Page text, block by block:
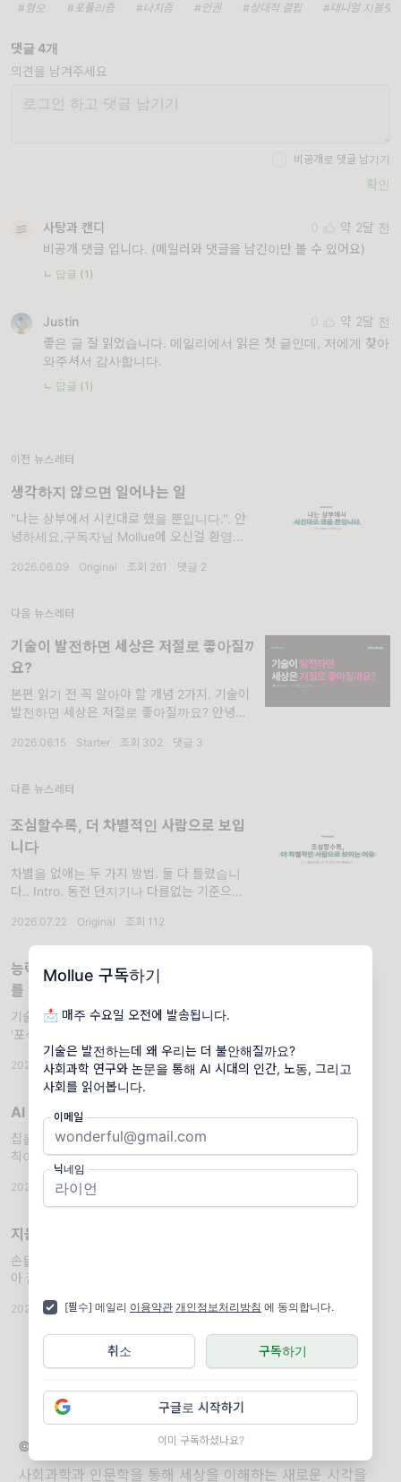
Mollue 구독하기
📩 매주 수요일 오전에 발송됩니다.
기술은 발전하는데 왜 우리는 더 불안해질까요?
사회과학 연구와 논문을 통해 AI 시대의 인간, 노동, 그리고
사회를 읽어봅니다.
이메일
닉네임
[필수] 메일리 이용약관 개인정보처리방침 에 동의합니다.
구독하기
취소
구글로 시작하기
이미 구독하셨나요?
#혐오 #포퓰리즘 #나치즘 #인권 #상대적 결핍 #대니얼 지블랫
댓글 4개
의견을 남겨주세요
비공개로 댓글 남기기
확인
사탕과 캔디 0
약 2달 전
비공개 댓글 입니다. (메일러와 댓글을 남긴이만 볼 수 있어요)
ㄴ 답글 (1)
Justin 0
약 2달 전
좋은 글 잘 읽었습니다. 메일리에서 읽은 첫 글인데, 저에게 찾아
와주셔서 감사합니다.
ㄴ 답글 (1)
이전 뉴스레터
생각하지 않으면 일어나는 일
"나는 상부에서 시킨대로 했을 뿐입니다.". 안
녕하세요,구독자님 Mollue에 오신걸 환영합니
성'을 다루고자 합니다. Mollue의 정체성이자
2026.06.09 Original 조회 261 댓글 2
다음 뉴스레터
기술이 발전하면 세상은 저절로 좋아질까
요?
본편 읽기 전 꼭 알아야 할 개념 2가지. 기술이
발전하면 세상은 저절로 좋아질까요? 안녕하세
에서는 2024년 노벨 경제학상 수상자들의 연
2026.06.15 Starter 조회 302 댓글 3
다른 뉴스레터
조심할수록, 더 차별적인 사람으로 보입
니다
차별을 없애는 두 가지 방법. 둘 다 틀렸습니
다.. Intro. 동전 던지기나 다름없는 기준으로
시작했습니다. 심지어 자기 몫이 줄어드는데도
요. 이 실험 이야기는 뒤에서 자세히 하겠습니
다
2026.07.22 Original 조회 112
능력주의는 어떻게 '포식자'에게 면죄부
를 발급하는가
기술과 권력, 능력주의의 끔찍한 콜라보. 테크
'포식자'의 시대 줄리아노 다 엠폴리는 포식자
들의 시간을 통해 현대 기술 엘리트들을 '포식
자(predators)'로 묘사합니다. 이들은 단순히
산업의 승자가 아니라, 기존 질
2026.06.24 · Original · 조회 214
AI 기술격차를 따라잡을 수 없는 이유
칩을 따라잡으면 모델이, 모델을 따라잡으면 규
칙이 앞서 있다. 앞선 상편에서 우리는 디지털
·AI 인프라가 어떻게 새로운 수탈의 통로가 되
는지를 진단했습니다. 영토에서 행동 데이터로
원료만 바뀌었을 뿐, 구조는 같았죠. 이제 질문
은 하나입니다.
2026.07.08 · Original
지움의 정치: 될 것 같아야 손을 든다
손들지 않은 사람은 어떻게 지워지는가. 유라시
아 끝에서 나는 손을 들었다 작년 여름, 포르투
생각을 몇 년째 미루다가 유라시아 대륙의 끝까
지 가서야 첫 수업을 신청했습니다. 작
2026.08.05 · Original · 조회 76
© 2026 Mollue
사회과학과 인문학을 통해 세상을 이해하는 새로운 시각을